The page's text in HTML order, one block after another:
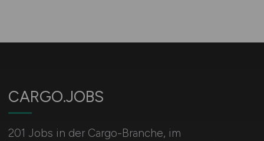
CARGO.JOBS
201 Jobs in der Cargo-Branche, im